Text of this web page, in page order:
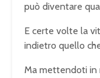
può diventare
E certe volte la
indietro quello
Ma mettendoti in